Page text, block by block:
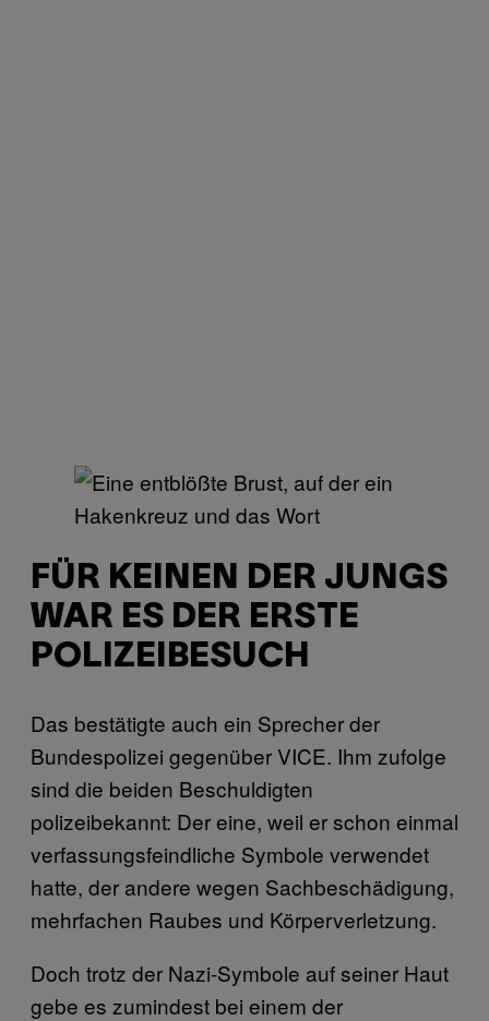
FÜR KEINEN DER JUNGS
WAR ES DER ERSTE
POLIZEIBESUCH
Das bestätigte auch ein Sprecher der
Bundespolizei gegenüber VICE. Ihm zufolge
sind die beiden Beschuldigten
polizeibekannt: Der eine, weil er schon einmal
verfassungsfeindliche Symbole verwendet
hatte, der andere wegen Sachbeschädigung,
mehrfachen Raubes und Körperverletzung.
Doch trotz der Nazi-Symbole auf seiner Haut
gebe es zumindest bei einem der